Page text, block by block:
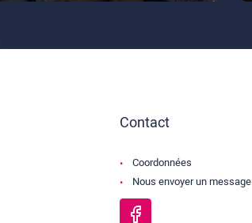
Contact
Coordonnées
Nous envoyer un message